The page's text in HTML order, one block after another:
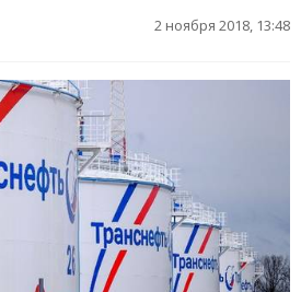
2 ноября 2018, 13:48